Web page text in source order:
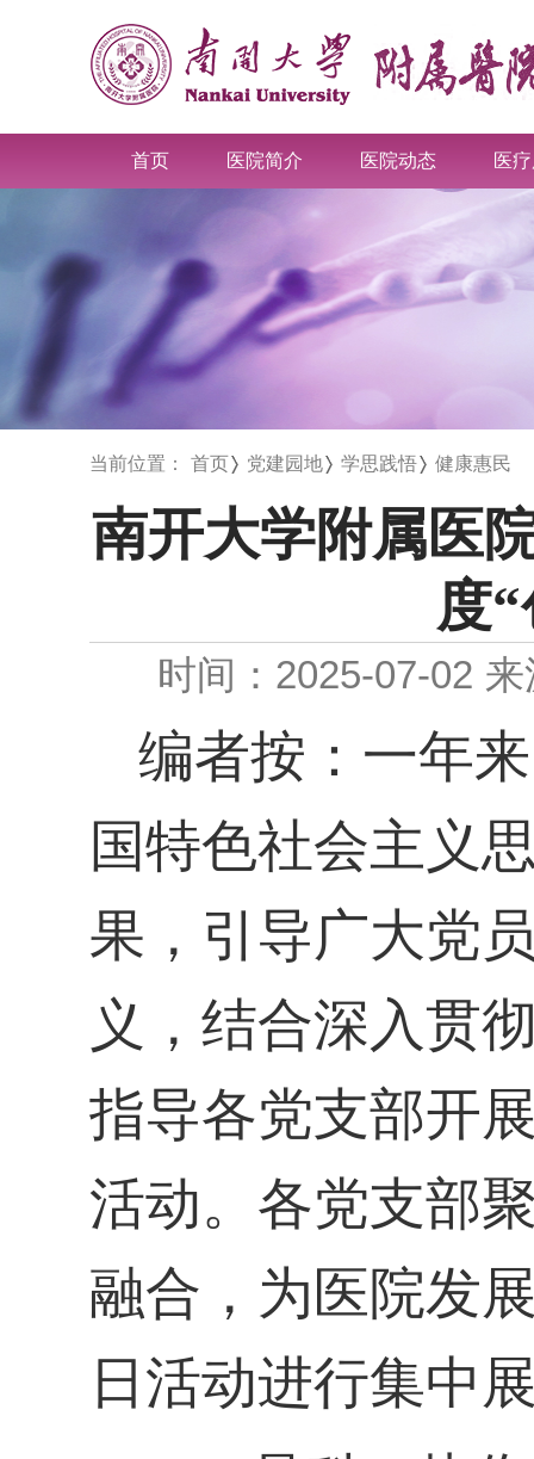
首页 医院简介 医院动态 医
当前位置： 首页 党建园地 学思践悟 健康惠民
南开大学附属医
度
时间：2025-07-02
编者按：一年
国特色社会主义
果，引导广大党
义，结合深入贯
指导各党支部开
活动。各党支部
融合，为医院发
日活动进行集中